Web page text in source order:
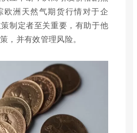
欧洲天然气期货行情对于企
制定者至关重要，有助于他
，并有效管理风险。